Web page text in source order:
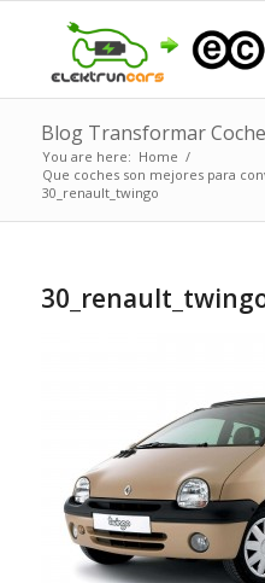
Blog Transformar
You are here: Home /
Que coches son mejores para
30_renault_twingo